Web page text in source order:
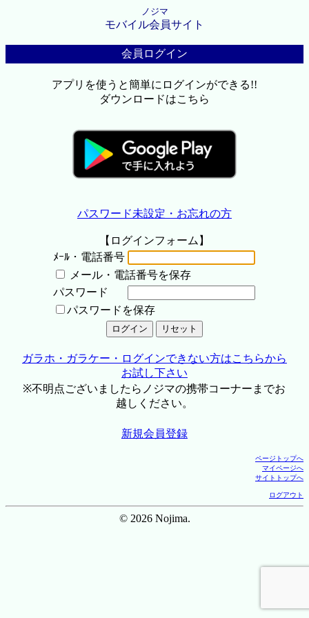
ノジマ
モバイル会員サイト
会員ログイン
アプリを使うと簡単にログインができる!!
ダウンロードはこちら
パスワード未設定・お忘れの方
【ログインフォーム】
ﾒｰﾙ・電話番号
メール・電話番号を保存
パスワード
パスワードを保存
ガラホ・ガラケー・ログインできない方はこちらから
お試し下さい
※不明点ございましたらノジマの携帯コーナーまでお
越しください。
新規会員登録
ページトップへ
マイページへ
サイトトップへ
ログアウト
© 2026 Nojima.